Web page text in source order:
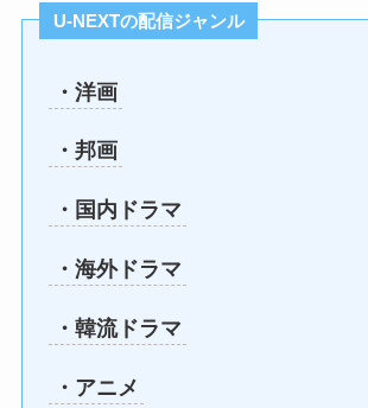
U-NEXTの配信ジャンル
・洋画
・邦画
・国内ドラマ
・海外ドラマ
・韓流ドラマ
・アニメ